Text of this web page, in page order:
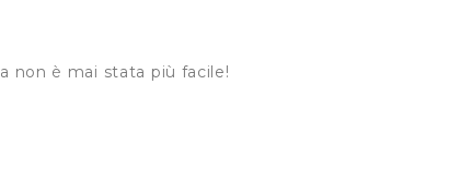
non è mai stata più facile!